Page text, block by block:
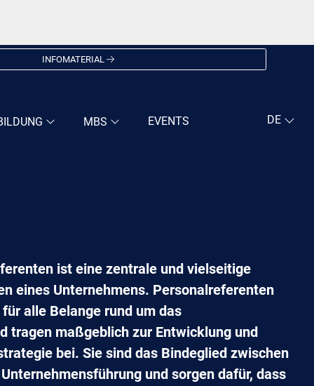
MBS EVENTS
INFOMATERIAL
ist eine zentrale und vielseitige
eines Unternehmens. Personalreferenten
alle Belange rund um das
tragen maßgeblich zur Entwicklung und
bei. Sie sind das Bindeglied zwischen
und sorgen dafür, dass